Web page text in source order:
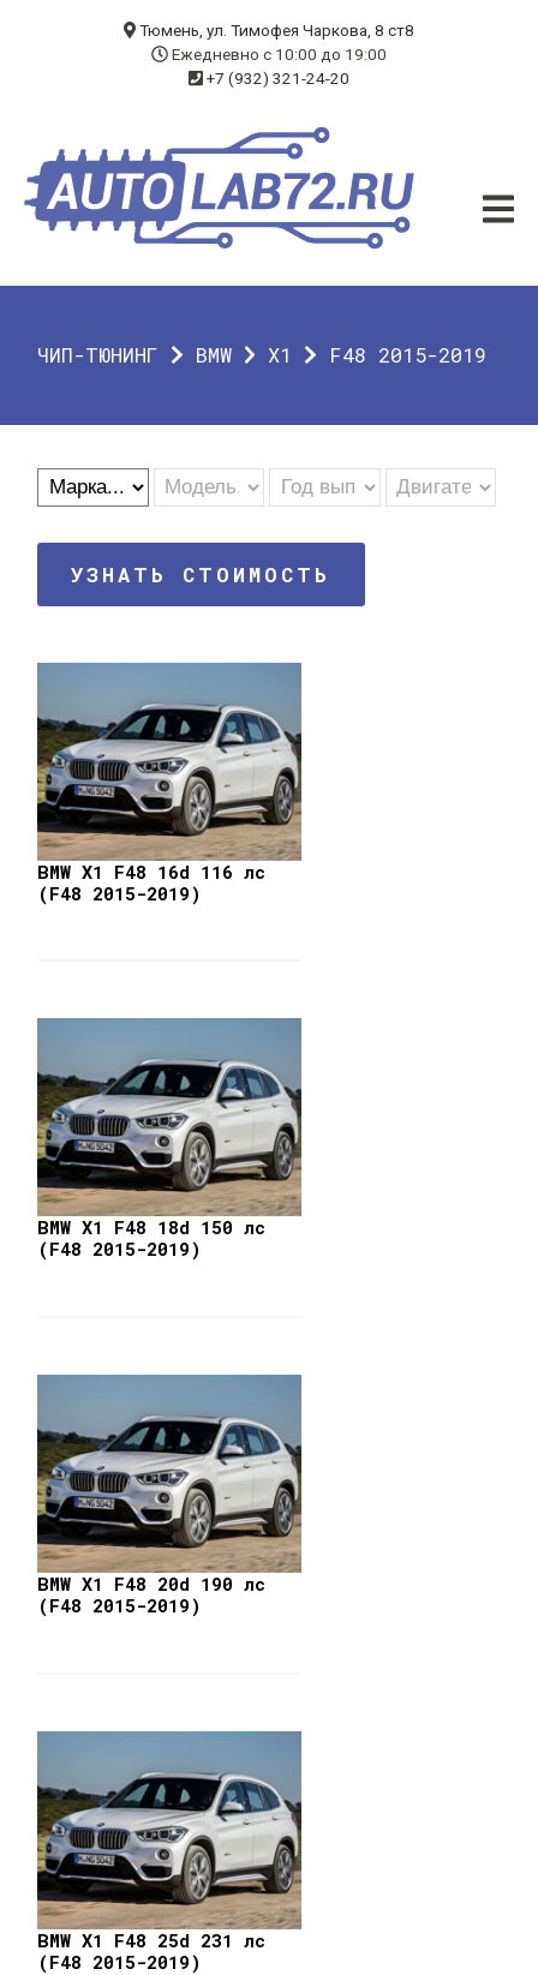
ЧИП-ТЮНИНГ
ДИАГНОСТИКА
ГАРАНТИЯ
Тюмень, ул. Тимофея Чаркова, 8 ст8
Ежедневно с 10:00 до 19:00
+7 (932) 321-24-20
ЧИП-ТЮНИНГ BMW X1 F48 2015-2019
УЗНАТЬ СТОИМОСТЬ
BMW X1 F48 16d 116 лс
(F48 2015-2019)
BMW X1 F48 18d 150 лс
(F48 2015-2019)
BMW X1 F48 20d 190 лс
(F48 2015-2019)
BMW X1 F48 25d 231 лс
(F48 2015-2019)